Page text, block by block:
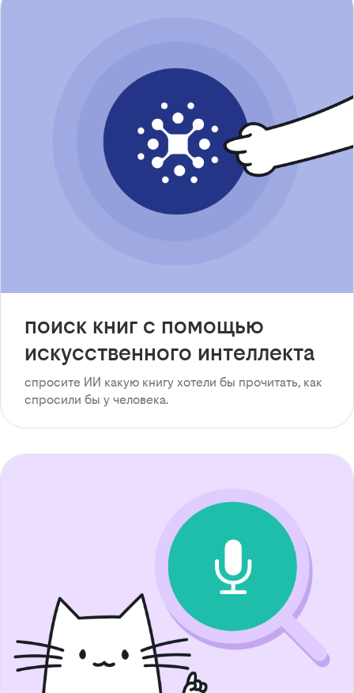
поиск книг с помощью
искусственного интеллекта
спросите ИИ какую книгу хотели бы прочитать, как
спросили бы у человека.